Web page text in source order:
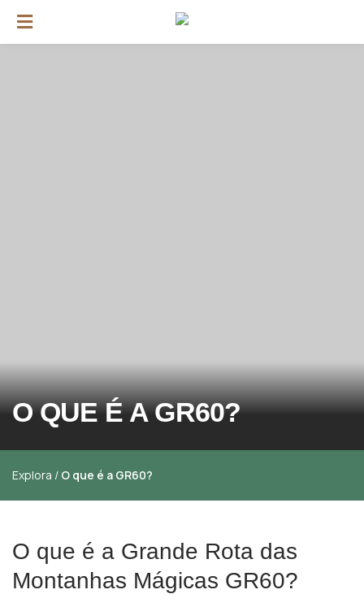
O QUE É A GR60?
Explora / O que é a GR60?
O que é a Grande Rota das
Montanhas Mágicas GR60?